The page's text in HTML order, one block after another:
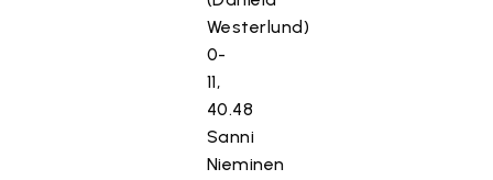
Westerlund)
0-
11,
40.48
Sanni
Nieminen